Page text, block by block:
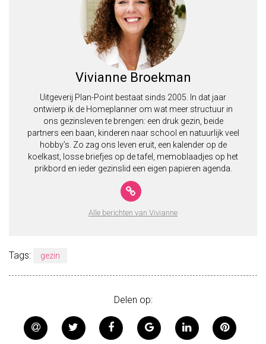
Vivianne Broekman
Uitgeverij Plan-Point bestaat sinds 2005. In dat jaar
ontwierp ik de Homeplanner om wat meer structuur in
ons gezinsleven te brengen: een druk gezin, beide
partners een baan, kinderen naar school en natuurlijk veel
hobby’s. Zo zag ons leven eruit, een kalender op de
koelkast, losse briefjes op de tafel, memoblaadjes op het
prikbord en ieder gezinslid een eigen papieren agenda.
Alle berichten van Vivianne
Tags: gezin
Delen op: